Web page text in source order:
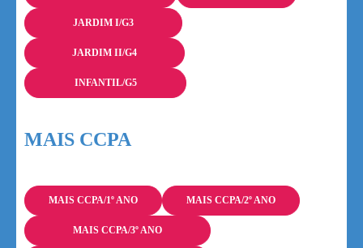
JARDIM I/G3
JARDIM II/G4
INFANTIL/G5
MAIS CCPA
MAIS CCPA/1º ANO MAIS CCPA/2º ANO
MAIS CCPA/3º ANO